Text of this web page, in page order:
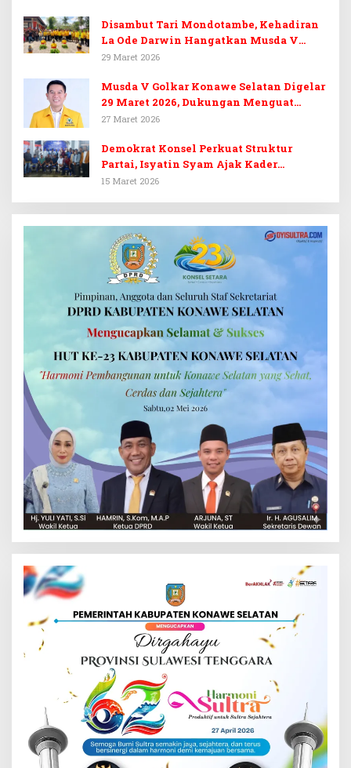
Disambut Tari Mondotambe, Kehadiran
La Ode Darwin Hangatkan Musda V
Golkar Konsel
29 Maret 2026
Musda V Golkar Konawe Selatan Digelar
29 Maret 2026, Dukungan Menguat
untuk Irham Kalenggo
27 Maret 2026
Demokrat Konsel Perkuat Struktur
Partai, Isyatin Syam Ajak Kader
Kembalikan Kejayaan
15 Maret 2026